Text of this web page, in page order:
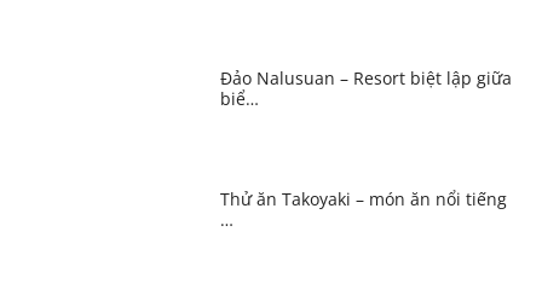
Đảo Nalusuan – Resort biệt lập giữa
biể…
Thử ăn Takoyaki – món ăn nổi tiếng
…